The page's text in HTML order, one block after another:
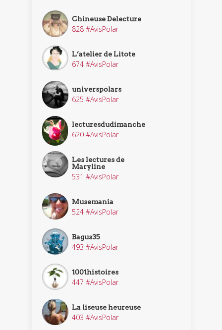
Chineuse Delecture
828 #AvisPolar
L’atelier de Litote
674 #AvisPolar
universpolars
625 #AvisPolar
lecturesdudimanche
620 #AvisPolar
Les lectures de
Maryline
531 #AvisPolar
Musemania
524 #AvisPolar
Bagus35
493 #AvisPolar
1001histoires
447 #AvisPolar
La liseuse heureuse
403 #AvisPolar